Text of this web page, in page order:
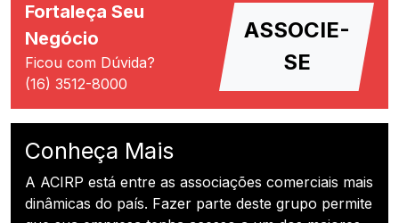
Fortaleça Seu
Negócio
Ficou com Dúvida?
(16) 3512-8000
ASSOCIE-
SE
Conheça Mais
A ACIRP está entre as associações comerciais mais
dinâmicas do país. Fazer parte deste grupo permite